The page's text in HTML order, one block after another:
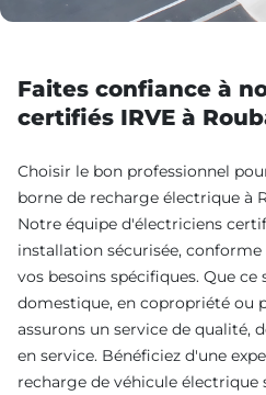
Faites confiance à
certifiés IRVE à
Choisir le bon professionnel
borne de recharge électrique à
Notre équipe d'électriciens
installation sécurisée,
vos besoins spécifiques. Que
domestique, en copropriété ou
assurons un service de qualité,
en service. Bénéficiez d'une
recharge de véhicule électrique